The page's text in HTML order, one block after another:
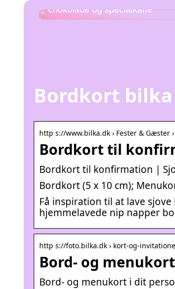
chokolade og specialkaffe
Bordkort bilka
http s://www.bilka.dk › Fester & Gæster
Bordkort til
Bordkort til konfirmation |
Bordkort (5 x 10 cm);
Få inspiration til at lave
hjemmelavede nip napper
http s://foto.bilka.dk › kort-og-
Bord- og
Bord- og menukort i dit